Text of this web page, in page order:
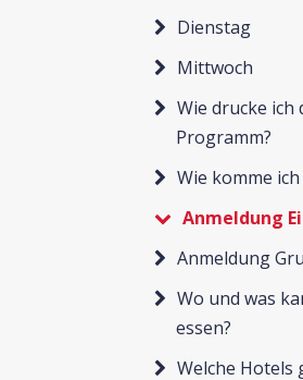
Dienstag
Mittwoch
Wie drucke ich
Programm?
Wie komme
Anmeldung
Anmeldung
Wo und was
essen?
Welche Hotels